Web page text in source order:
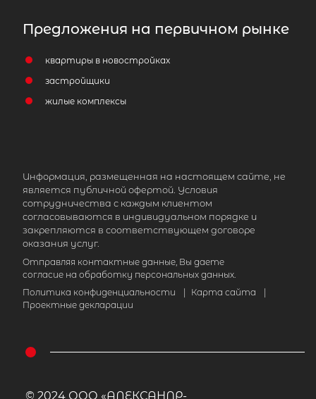
Предложения на первичном рынке
квартиры в новостройках
застройщики
жилые комплексы
Информация, размещенная на настоящем сайте, не
является публичной офертой. Условия
сотрудничества с каждым клиентом
согласовываются в индивидуальном порядке и
закрепляются в соответствующем договоре
оказания услуг.
Отправляя контактные данные, Вы даете
согласие на обработку персональных данных.
Политика конфиденциальности
Карта сайта
Проектные декларации
© 2024 ООО «АЛЕКСАНДР-